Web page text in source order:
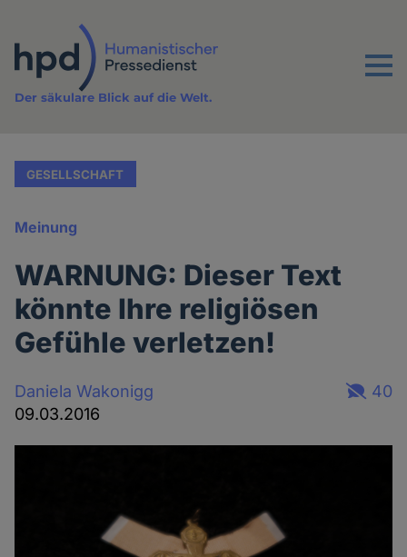
Inhalt
Menu
Der säkulare Blick auf die Welt.
GESELLSCHAFT
Meinung
WARNUNG: Dieser Text
könnte Ihre religiösen
Gefühle verletzen!
Daniela Wakonigg
09.03.2016
40